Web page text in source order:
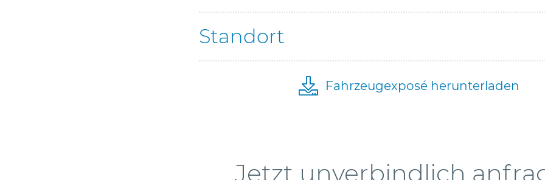
Standort
Fahrzeugexposé herunterladen
Jetzt unverbindlich